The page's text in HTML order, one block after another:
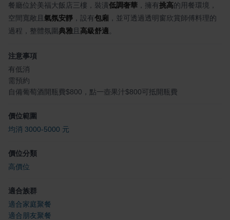
餐廳位於美福大飯店三樓，裝潢低調奢華 ，擁有挑高的用餐環境，
空間寬敞且 氣氛安靜 ，設有包廂 ，並可透過透明窗欣賞師傅料理的
過程，整體氛圍典雅 且 高級舒適
注意事項
有低消
需預約
自備葡萄酒開瓶費$800，點一壺果汁$800可抵開瓶費
價位範圍
均消 3000-5000 元
價位分類
高價位
適合族群
適合家庭聚餐
適合朋友聚餐